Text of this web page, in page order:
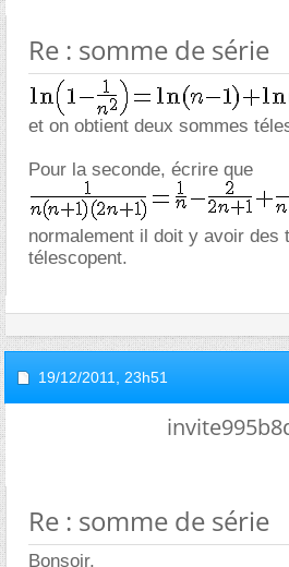
Re : somme de série
et on obtient deux sommes
Pour la seconde, écrire que
normalement il doit y avoir des
télescopent.
19/12/2011, 23h51
Re : somme de série
Bonsoir,